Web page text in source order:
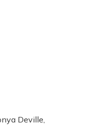
Deville,